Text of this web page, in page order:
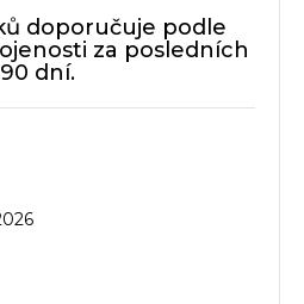
doporučuje podle
za posledních
90 dní.
z 5 hvězdiček.